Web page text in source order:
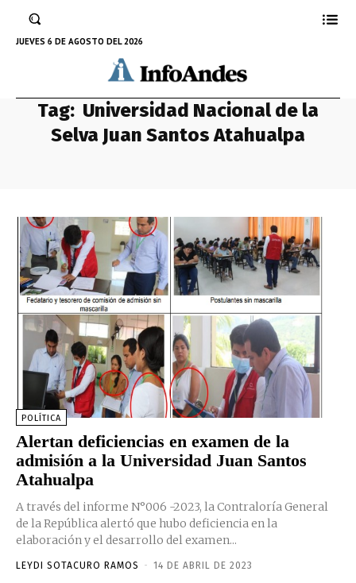
JUEVES 6 DE AGOSTO DEL 2026
Tag: Universidad Nacional de la
Selva Juan Santos Atahualpa
POLÍTICA
Alertan deficiencias en examen de la
admisión a la Universidad Juan Santos
Atahualpa
A través del informe N°006 -2023, la Contraloría General
de la República alertó que hubo deficiencia en la
elaboración y el desarrollo del examen...
LEYDI SOTACURO RAMOS - 14 DE ABRIL DE 2023